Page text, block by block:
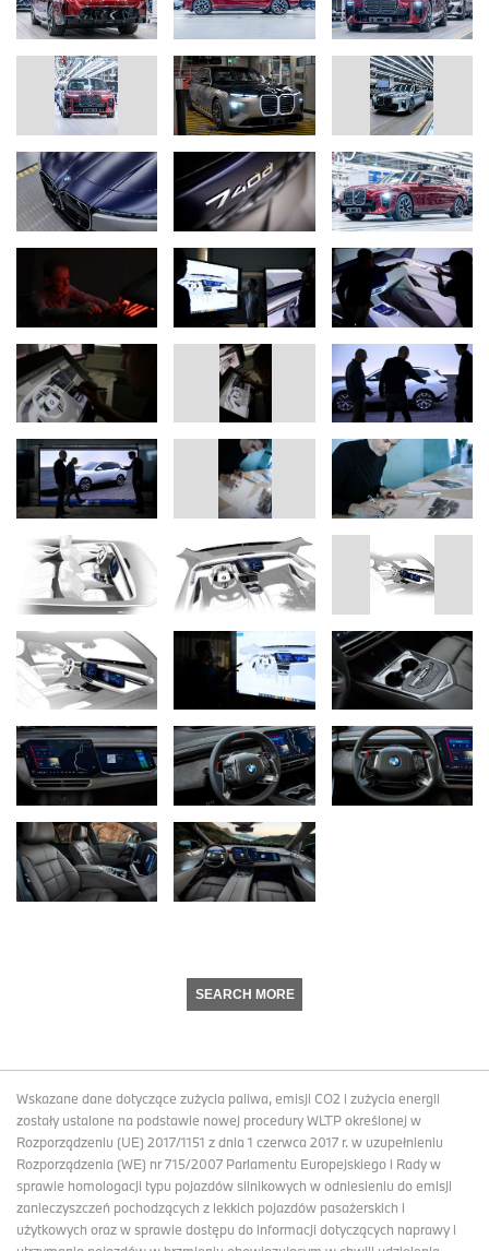
SEARCH MORE
Wskazane dane dotyczące zużycia paliwa, emisji CO2 i zużycia energii
zostały ustalone na podstawie nowej procedury WLTP określonej w
Rozporządzeniu (UE) 2017/1151 z dnia 1 czerwca 2017 r. w uzupełnieniu
Rozporządzenia (WE) nr 715/2007 Parlamentu Europejskiego i Rady w
sprawie homologacji typu pojazdów silnikowych w odniesieniu do emisji
zanieczyszczeń pochodzących z lekkich pojazdów pasażerskich i
użytkowych oraz w sprawie dostępu do informacji dotyczących naprawy i